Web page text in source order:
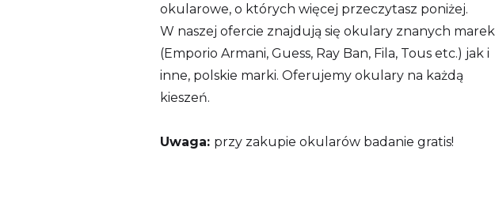
okularowe, o których więcej przeczytasz poniżej.
W naszej ofercie znajdują się okulary znanych marek
(Emporio Armani, Guess, Ray Ban, Fila, Tous etc.) jak i
inne, polskie marki. Oferujemy okulary na każdą
kieszeń.
Uwaga: przy zakupie okularów badanie gratis!